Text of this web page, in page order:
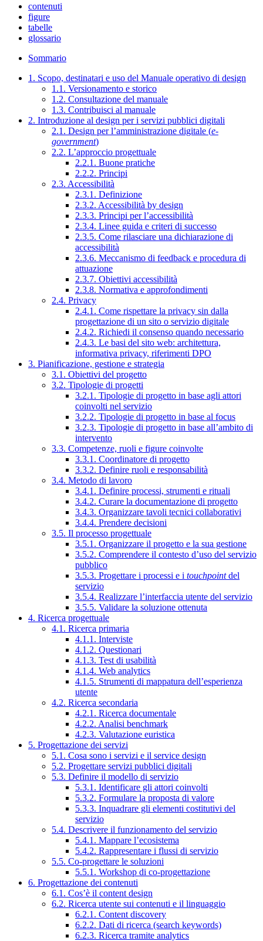
contenuti
figure
tabelle
glossario
Sommario
1. Scopo, destinatari e uso del Manuale operativo di design
1.1. Versionamento e storico
1.2. Consultazione del manuale
1.3. Contribuisci al manuale
2. Introduzione al design per i servizi pubblici digitali
2.1. Design per l’amministrazione digitale (e-
government)
2.2. L’approccio progettuale
2.2.1. Buone pratiche
2.2.2. Principi
2.3. Accessibilità
2.3.1. Definizione
2.3.2. Accessibilità by design
2.3.3. Principi per l’accessibilità
2.3.4. Linee guida e criteri di successo
2.3.5. Come rilasciare una dichiarazione di
accessibilità
2.3.6. Meccanismo di feedback e procedura di
attuazione
2.3.7. Obiettivi accessibilità
2.3.8. Normativa e approfondimenti
2.4. Privacy
2.4.1. Come rispettare la privacy sin dalla
progettazione di un sito o servizio digitale
2.4.2. Richiedi il consenso quando necessario
2.4.3. Le basi del sito web: architettura,
informativa privacy, riferimenti DPO
3. Pianificazione, gestione e strategia
3.1. Obiettivi del progetto
3.2. Tipologie di progetti
3.2.1. Tipologie di progetto in base agli attori
coinvolti nel servizio
3.2.2. Tipologie di progetto in base al focus
3.2.3. Tipologie di progetto in base all’ambito di
intervento
3.3. Competenze, ruoli e figure coinvolte
3.3.1. Coordinatore di progetto
3.3.2. Definire ruoli e responsabilità
3.4. Metodo di lavoro
3.4.1. Definire processi, strumenti e rituali
3.4.2. Curare la documentazione di progetto
3.4.3. Organizzare tavoli tecnici collaborativi
3.4.4. Prendere decisioni
3.5. Il processo progettuale
3.5.1. Organizzare il progetto e la sua gestione
3.5.2. Comprendere il contesto d’uso del servizio
pubblico
3.5.3. Progettare i processi e i touchpointdel
servizio
3.5.4. Realizzare l’interfaccia utente del servizio
3.5.5. Validare la soluzione ottenuta
4. Ricerca progettuale
4.1. Ricerca primaria
4.1.1. Interviste
4.1.2. Questionari
4.1.3. Test di usabilità
4.1.4. Web analytics
4.1.5. Strumenti di mappatura dell’esperienza
utente
4.2. Ricerca secondaria
4.2.1. Ricerca documentale
4.2.2. Analisi benchmark
4.2.3. Valutazione euristica
5. Progettazione dei servizi
5.1. Cosa sono i servizi e il service design
5.2. Progettare servizi pubblici digitali
5.3. Definire il modello di servizio
5.3.1. Identificare gli attori coinvolti
5.3.2. Formulare la proposta di valore
5.3.3. Inquadrare gli elementi costitutivi del
servizio
5.4. Descrivere il funzionamento del servizio
5.4.1. Mappare l’ecosistema
5.4.2. Rappresentare i flussi di servizio
5.5. Co-progettare le soluzioni
5.5.1. Workshop di co-progettazione
6. Progettazione dei contenuti
6.1. Cos’è il content design
6.2. Ricerca utente sui contenuti e il linguaggio
6.2.1. Content discovery
6.2.2. Dati di ricerca (search keywords)
6.2.3. Ricerca tramite analytics